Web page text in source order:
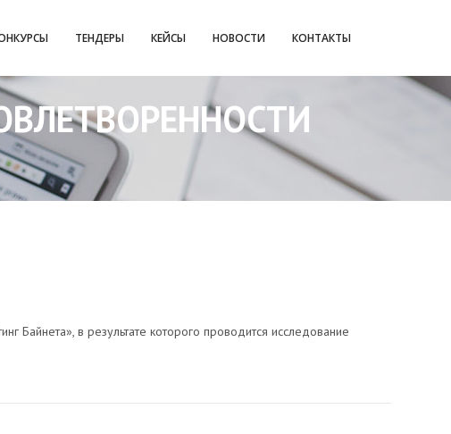
ТЕНДЕРЫ КЕЙСЫ НОВОСТИ КОНТАКТЫ
Байнета», в результате которого проводится исследование